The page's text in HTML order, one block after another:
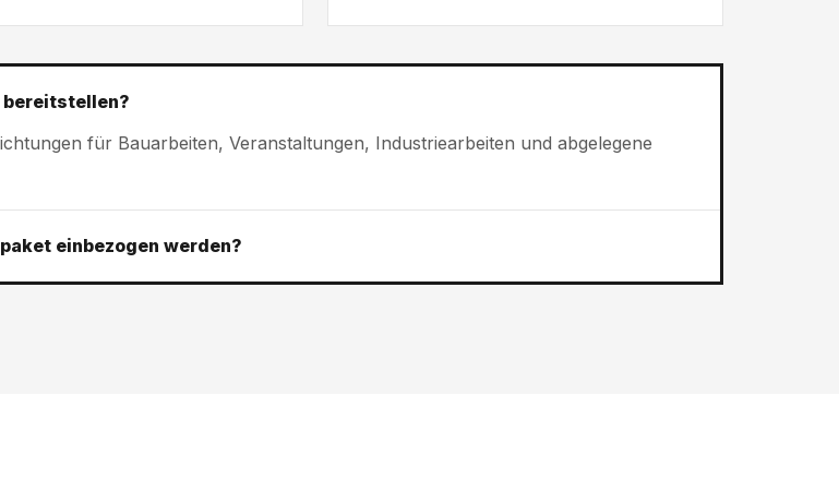
bereitstellen?
für Bauarbeiten, Veranstaltungen, Industriearbeiten und abgelegene
einbezogen werden?